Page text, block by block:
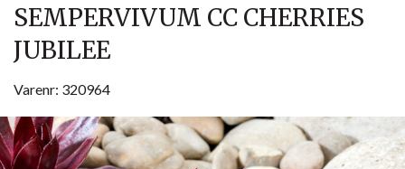
SEMPERVIVUM CC CHERRIES
JUBILEE
Varenr: 320964